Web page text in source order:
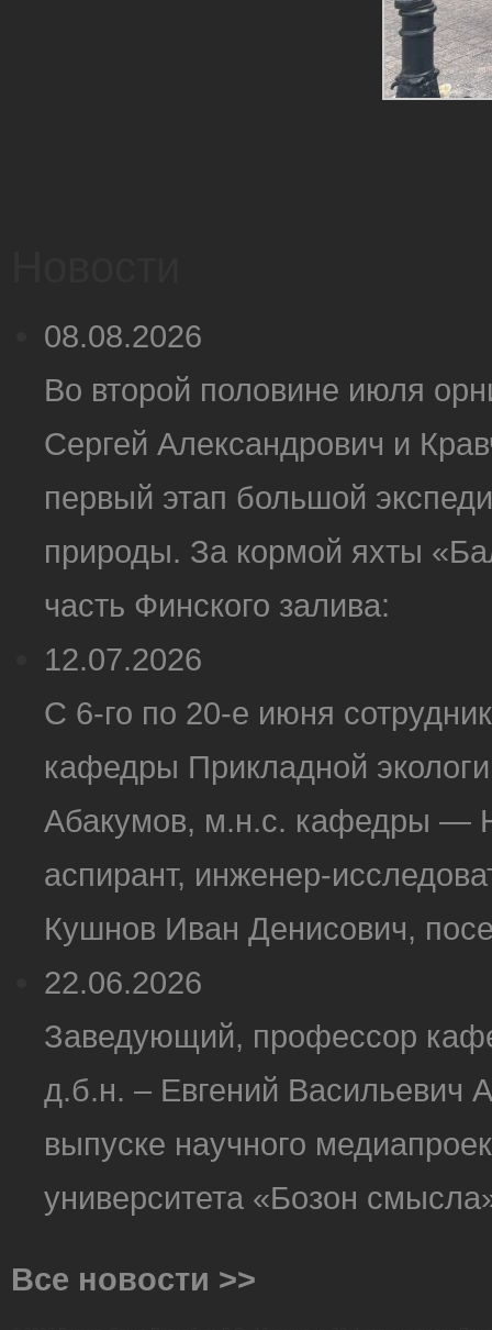
08.08.2026
Во второй половине июля
Сергей Александрович и
первый этап большой
природы. За кормой яхты
часть Финского залива:
12.07.2026
С 6-го по 20-е июня
кафедры Прикладной
Абакумов, м.н.с. кафедры —
аспирант, инженер-
Кушнов Иван Денисович,
22.06.2026
Заведующий, профессор
д.б.н. – Евгений Васильевич
выпуске научного
университета «Бозон
Все новости >>